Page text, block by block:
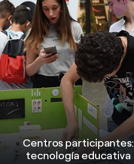
Centros participantes:
tecnología educativa